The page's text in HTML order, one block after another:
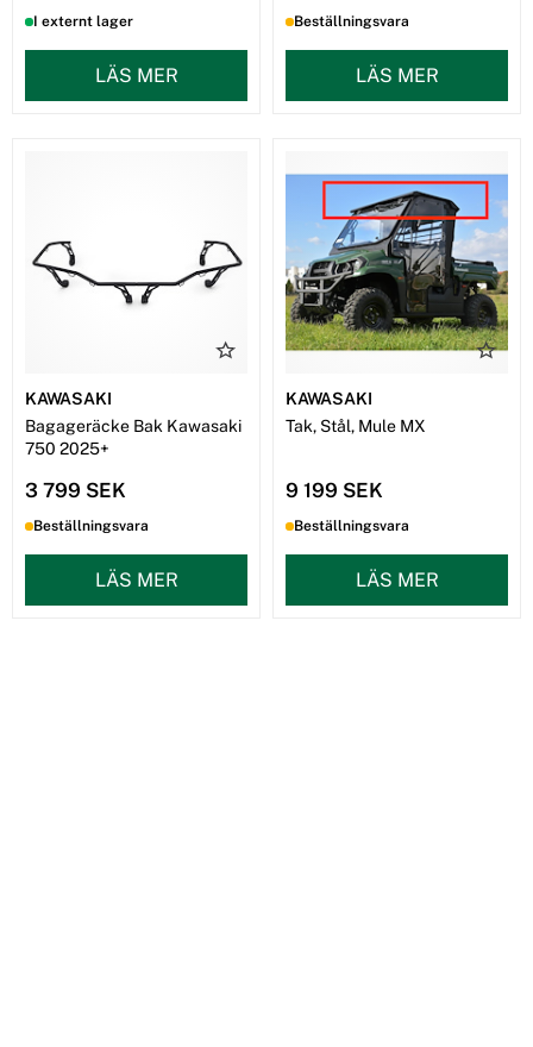
I externt lager
LÄS MER
Beställningsvara
LÄS MER
KAWASAKI
Bagageräcke Bak Kawasaki
750 2025+
3 799 SEK
Beställningsvara
LÄS MER
KAWASAKI
Tak, Stål, Mule MX
9 199 SEK
Beställningsvara
LÄS MER